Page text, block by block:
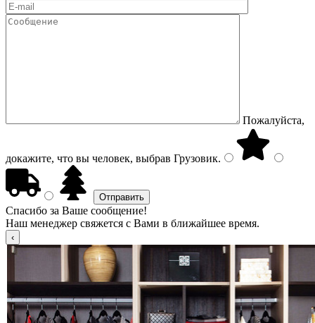
Пожалуйста,
докажите, что вы человек, выбрав Грузовик.
Спасибо за Ваше сообщение!
Наш менеджер свяжется с Вами в ближайшее время.